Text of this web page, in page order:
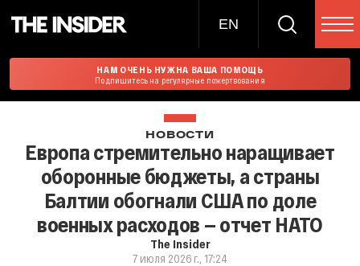
EN
НАМ ОЧЕНЬ НУЖНА ВАША ПОМОЩЬ
Подпишитесь на регулярные пожертвования
НОВОСТИ
Европа стремительно наращивает
оборонные бюджеты, а страны
Балтии обогнали США по доле
военных расходов — отчет НАТО
The Insider
7 июля 2026 г., 17:24